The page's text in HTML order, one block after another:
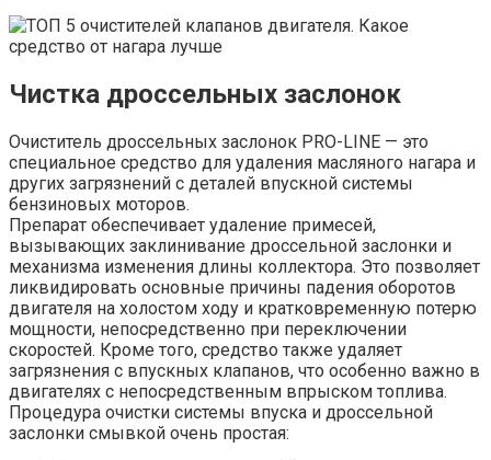
Чистка дроссельных заслонок
Очиститель дроссельных заслонок PRO-LINE — это
специальное средство для удаления масляного нагара и
других загрязнений с деталей впускной системы
бензиновых моторов.
Препарат обеспечивает удаление примесей,
вызывающих заклинивание дроссельной заслонки и
механизма изменения длины коллектора. Это позволяет
ликвидировать основные причины падения оборотов
двигателя на холостом ходу и кратковременную потерю
мощности, непосредственно при переключении
скоростей. Кроме того, средство также удаляет
загрязнения с впускных клапанов, что особенно важно в
двигателях с непосредственным впрыском топлива.
Процедура очистки системы впуска и дроссельной
заслонки смывкой очень простая: